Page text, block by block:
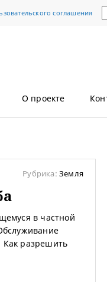
соглашения
О проекте
Рубрика: Земля
в частной
Как разрешить